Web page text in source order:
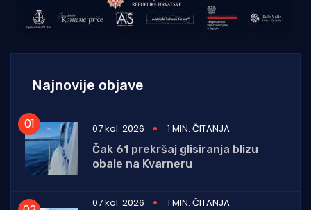
Najnovije objave
07 kol. 2026
1 MIN. ČITANJA
Čak 61 prekršaj glisiranja blizu
obale na Kvarneru
07 kol. 2026
1 MIN. ČITANJA